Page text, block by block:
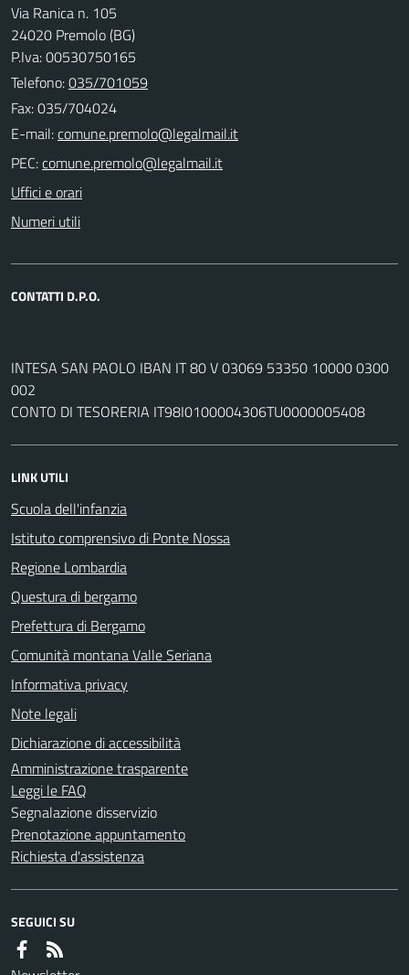
Via Ranica n. 105
24020 Premolo (BG)
P.Iva: 00530750165
Telefono:035/701059
Fax: 035/704024
E-mail:
PEC:
Uffici e orari
Numeri utili
CONTATTI D.P.O.
INTESA SAN PAOLO IBAN IT 80 V 03069 53350 10000 0300
002
CONTO DI TESORERIA IT98I0100004306TU0000005408
LINK UTILI
Scuola dell'infanzia
Istituto comprensivo di Ponte Nossa
Regione Lombardia
Questura di bergamo
Prefettura di Bergamo
Comunità montana Valle Seriana
Informativa privacy
Note legali
Dichiarazione di accessibilità
Amministrazione trasparente
Leggi le FAQ
Segnalazione disservizio
Prenotazione appuntamento
Richiesta d'assistenza
SEGUICI SU